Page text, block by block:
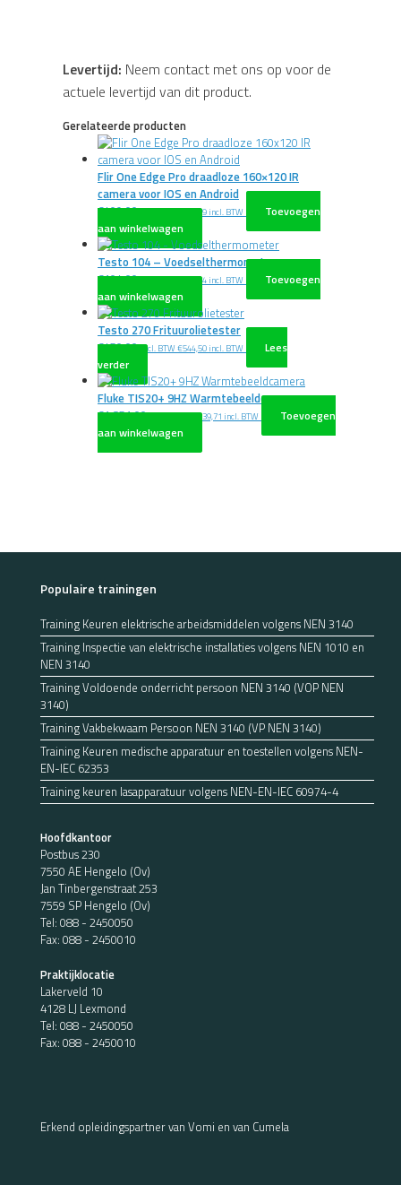
Levertijd: Neem contact met ons op voor de
actuele levertijd van dit product.
Gerelateerde producten
Flir One Edge Pro draadloze 160×120 IR
camera voor IOS en Android
€409,00 excl. BTW€494,89 incl. BTW
Toevoegen
aan winkelwagen
Testo 104 – Voedselthermometer
€104,00 excl. BTW€125,84 incl. BTW
Toevoegen
aan winkelwagen
Testo 270 Frituurolietester
€450,00 excl. BTW €544,50 incl. BTW
Lees
verder
Fluke TIS20+ 9HZ Warmtebeeldcamera
€1.851,00 excl. BTW€2.239,71 incl. BTW
Toevoegen
aan winkelwagen
Populaire trainingen
Training Keuren elektrische arbeidsmiddelen volgens NEN 3140
Training Inspectie van elektrische installaties volgens NEN 1010 en
NEN 3140
Training Voldoende onderricht persoon NEN 3140 (VOP NEN
3140)
Training Vakbekwaam Persoon NEN 3140 (VP NEN 3140)
Training Keuren medische apparatuur en toestellen volgens NEN-
EN-IEC 62353
Training keuren lasapparatuur volgens NEN-EN-IEC 60974-4
Hoofdkantoor
Postbus 230
7550 AE Hengelo (Ov)
Jan Tinbergenstraat 253
7559 SP Hengelo (Ov)
Tel: 088 - 2450050
Fax: 088 - 2450010
Praktijklocatie
Lakerveld 10
4128 LJ Lexmond
Tel: 088 - 2450050
Fax: 088 - 2450010
Erkend opleidingspartner van Vomi en van Cumela